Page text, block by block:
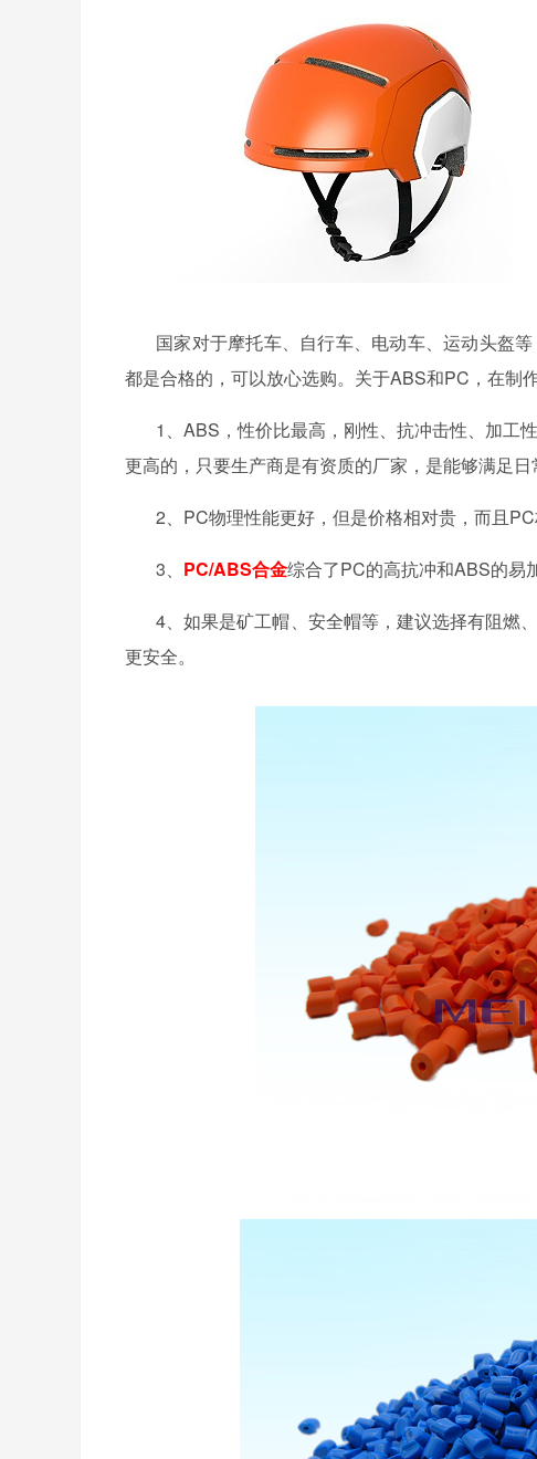
国家对于摩托车、自行车、电动车、运动头盔
都是合格的，可以放心选购。关于ABS和PC，在制
1、ABS，性价比最高，刚性、抗冲击性、加工
更高的，只要生产商是有资质的厂家，是能够满足日
2、PC物理性能更好，但是价格相对贵，而且
3、 PC/ABS合金综合了PC的高抗冲和ABS的易
4、如果是矿工帽、安全帽等，建议选择有阻燃
更安全。